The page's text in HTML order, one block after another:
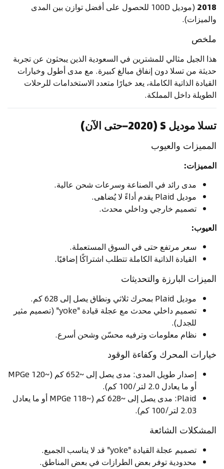
2018
(موديل 100D للحصول على أفضل توازن بين المدى
والميزات).
ملخص
هذا الجيل مثالي للمشترين في السعودية الذين يبحثون عن تجربة
حديثة من تسلا دون إنفاق مبالغ كبيرة. مع مدى أطول وخيارات
القيادة الذاتية الكاملة، يعد خيارًا متعدد الاستخدامات للرحلات
الطويلة داخل المملكة.
تسلا موديل S (2020–حتى الآن)
المميزات والعيوب
المميزات:
مدى رائد في الصناعة وسرعات شحن عالية.
موديل Plaid يقدم أداءً لا يُضاهى.
تصميم خارجي وداخلي محدث.
العيوب:
سعر مرتفع حتى في السوق المستعملة.
القيادة الذاتية الكاملة تتطلب اشتراكًا إضافيًا.
الميزات البارزة والتحديثات
موديل Plaid بمحرك ثلاثي ونطاق يصل إلى 628 كم.
تصميم داخلي محدث مع عجلة قيادة "yoke" (تصميم مثير
للجدل).
نظام معلومات وترفيه محسّن وشحن أسرع.
خيارات المحرك وكفاءة الوقود
إصدار طويل المدى: مدى يصل إلى ~652 كم (~120 MPGe
أو ما يعادل 2.0 لتر/100 كم).
Plaid: مدى يصل إلى ~628 كم (~118 MPGe أو ما يعادل
2.03 لتر/100 كم).
المشكلات الشائعة
تصميم عجلة القيادة "yoke" قد لا يناسب الجميع.
محدودية توفر بعض الطرازات في بعض المناطق.